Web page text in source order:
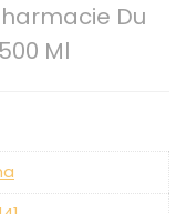
Du
Ml